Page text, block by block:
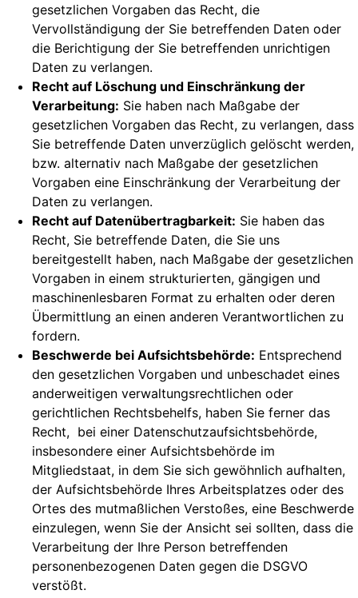
gesetzlichen Vorgaben das Recht, die
Vervollständigung der Sie betreffenden Daten oder
die Berichtigung der Sie betreffenden unrichtigen
Daten zu verlangen.
Recht auf Löschung und Einschränkung der
Verarbeitung: Sie haben nach Maßgabe der
gesetzlichen Vorgaben das Recht, zu verlangen, dass
Sie betreffende Daten unverzüglich gelöscht werden,
bzw. alternativ nach Maßgabe der gesetzlichen
Vorgaben eine Einschränkung der Verarbeitung der
Daten zu verlangen.
Recht auf Datenübertragbarkeit: Sie haben das
Recht, Sie betreffende Daten, die Sie uns
bereitgestellt haben, nach Maßgabe der gesetzlichen
Vorgaben in einem strukturierten, gängigen und
maschinenlesbaren Format zu erhalten oder deren
Übermittlung an einen anderen Verantwortlichen zu
fordern.
Beschwerde bei Aufsichtsbehörde: Entsprechend
den gesetzlichen Vorgaben und unbeschadet eines
anderweitigen verwaltungsrechtlichen oder
gerichtlichen Rechtsbehelfs, haben Sie ferner das
Recht, bei einer Datenschutzaufsichtsbehörde,
insbesondere einer Aufsichtsbehörde im
Mitgliedstaat, in dem Sie sich gewöhnlich aufhalten,
der Aufsichtsbehörde Ihres Arbeitsplatzes oder des
Ortes des mutmaßlichen Verstoßes, eine Beschwerde
einzulegen, wenn Sie der Ansicht sei sollten, dass die
Verarbeitung der Ihre Person betreffenden
personenbezogenen Daten gegen die DSGVO
verstößt.